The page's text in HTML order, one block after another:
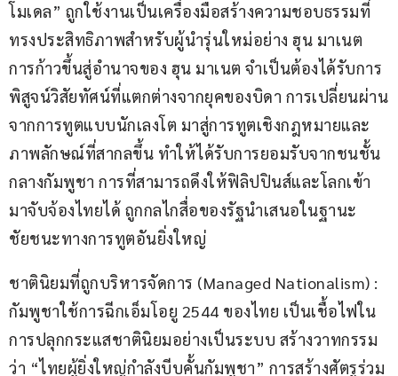
โมเดล” ถูกใช้งานเป็นเครื่องมือสร้างความชอบธรรมที่
ทรงประสิทธิภาพสำหรับผู้นำรุ่นใหม่อย่าง ฮุน มาเนต
การก้าวขึ้นสู่อำนาจของ ฮุน มาเนต จำเป็นต้องได้รับการ
พิสูจน์วิสัยทัศน์ที่แตกต่างจากยุคของบิดา การเปลี่ยนผ่าน
จากการทูตแบบนักเลงโต มาสู่การทูตเชิงกฎหมายและ
ภาพลักษณ์ที่สากลขึ้น ทำให้ได้รับการยอมรับจากชนชั้น
กลางกัมพูชา การที่สามารถดึงให้ฟิลิปปินส์และโลกเข้า
มาจับจ้องไทยได้ ถูกกลไกสื่อของรัฐนำเสนอในฐานะ
ชัยชนะทางการทูตอันยิ่งใหญ่
ชาตินิยมที่ถูกบริหารจัดการ (Managed Nationalism) :
กัมพูชาใช้การฉีกเอ็มโอยู 2544 ของไทย เป็นเชื้อไฟใน
การปลุกกระแสชาตินิยมอย่างเป็นระบบ สร้างวาทกรรม
ว่า “ไทยผู้ยิ่งใหญ่กำลังบีบคั้นกัมพูชา” การสร้างศัตรูร่วม